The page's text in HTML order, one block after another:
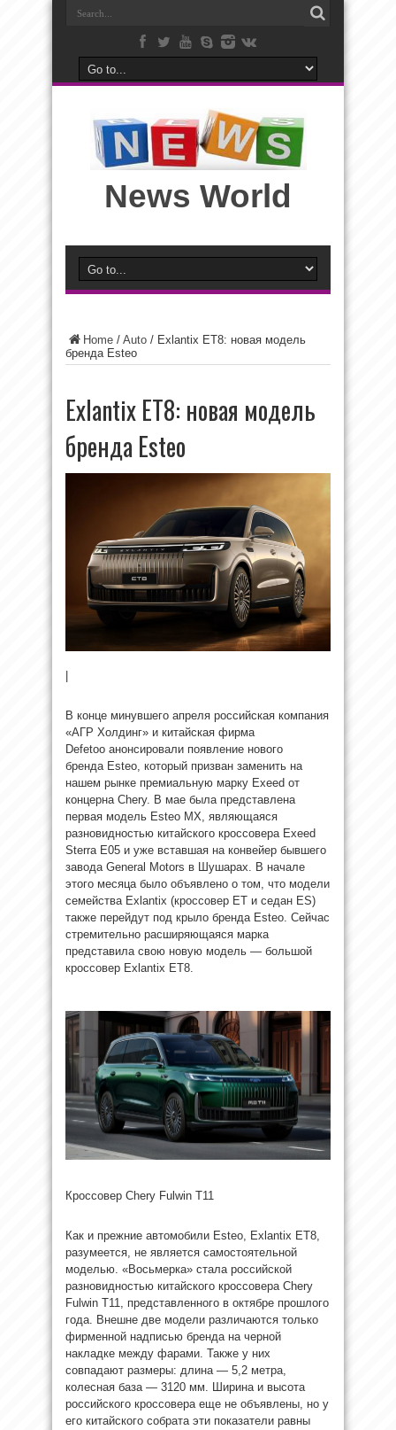
News World
Home / Auto / Exlantix ET8: новая модель
бренда Esteo
Exlantix ET8: новая модель
бренда Esteo
|
В конце минувшего апреля российская компания
«АГР Холдинг» и китайская фирма
Defetoo анонсировали появление нового
бренда Esteo, который призван заменить на
нашем рынке премиальную марку Exeed от
концерна Chery. В мае была представлена
первая модель Esteo MX, являющаяся
разновидностью китайского кроссовера Exeed
Sterra E05 и уже вставшая на конвейер бывшего
завода General Motors в Шушарах. В начале
этого месяца было объявлено о том, что модели
семейства Exlantix (кроссовер ET и седан ES)
также перейдут под крыло бренда Esteo. Сейчас
стремительно расширяющаяся марка
представила свою новую модель — большой
кроссовер Exlantix ET8.
Кроссовер Chery Fulwin T11
Как и прежние автомобили Esteo, Exlantix ET8,
разумеется, не является самостоятельной
моделью. «Восьмерка» стала российской
разновидностью китайского кроссовера Chery
Fulwin T11, представленного в октябре прошлого
года. Внешне две модели различаются только
фирменной надписью бренда на черной
накладке между фарами. Также у них
совпадают размеры: длина — 5,2 метра,
колесная база — 3120 мм. Ширина и высота
российского кроссовера еще не объявлены, но у
его китайского собрата эти показатели равны